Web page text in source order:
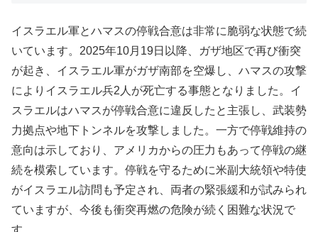
イスラエル軍とハマスの停戦合意は非常に脆弱な状態で続
いています。2025年10月19日以降、ガザ地区で再び衝突
が起き、イスラエル軍がガザ南部を空爆し、ハマスの攻撃
によりイスラエル兵2人が死亡する事態となりました。イ
スラエルはハマスが停戦合意に違反したと主張し、武装勢
力拠点や地下トンネルを攻撃しました。一方で停戦維持の
意向は示しており、アメリカからの圧力もあって停戦の継
続を模索しています。停戦を守るために米副大統領や特使
がイスラエル訪問も予定され、両者の緊張緩和が試みられ
ていますが、今後も衝突再燃の危険が続く困難な状況で